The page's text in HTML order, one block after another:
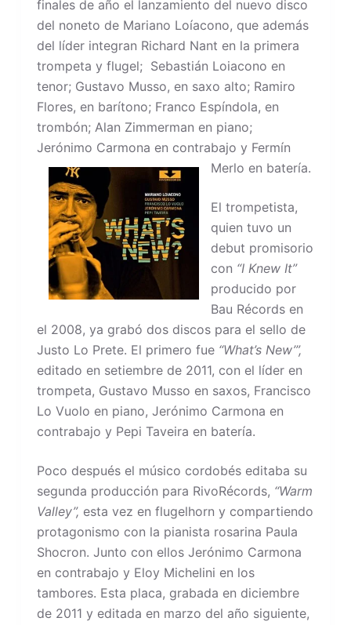
finales de año el lanzamiento del nuevo disco
del noneto de Mariano Loíacono, que además
del líder integran Richard Nant en la primera
trompeta y flugel; Sebastián Loiacono en
tenor; Gustavo Musso, en saxo alto; Ramiro
Flores, en barítono; Franco Espíndola, en
trombón; Alan Zimmerman en piano;
Jerónimo Carmona en contrabajo y Fermín
Merlo en batería.
El trompetista,
quien tuvo un
debut promisorio
con “I Knew It”
producido por
Bau Récords en
el 2008, ya grabó dos discos para el sello de
Justo Lo Prete. El primero fue “What’s New’”,
editado en setiembre de 2011, con el líder en
trompeta, Gustavo Musso en saxos, Francisco
Lo Vuolo en piano, Jerónimo Carmona en
contrabajo y Pepi Taveira en batería.
Poco después el músico cordobés editaba su
segunda producción para RivoRécords, “Warm
Valley”, esta vez en flugelhorn y compartiendo
protagonismo con la pianista rosarina Paula
Shocron. Junto con ellos Jerónimo Carmona
en contrabajo y Eloy Michelini en los
tambores. Esta placa, grabada en diciembre
de 2011 y editada en marzo del año siguiente,